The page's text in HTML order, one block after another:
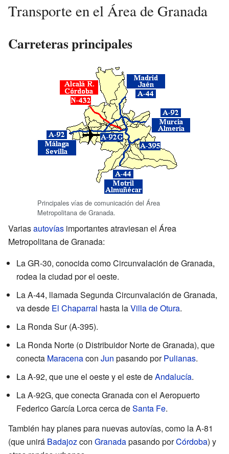
Transporte en el Área de Granada
Carreteras principales
Principales vías de comunicación del Área
Metropolitana de Granada.
Variasautovías importantes atraviesan el Área
Metropolitana de Granada:
La GR-30, conocida como Circunvalación de Granada,
rodea la ciudad por el oeste.
La A-44, llamada Segunda Circunvalación de Granada,
va desde El Chaparral hasta laVilla de Otura.
La Ronda Sur (A-395).
La Ronda Norte (o Distribuidor Norte de Granada), que
conecta Maracenacon Jun pasando porPulianas.
La A-92, que une el oeste y el este deAndalucía.
La A-92G, que conecta Granada con el Aeropuerto
Federico García Lorca cerca deSanta Fe.
También hay planes para nuevas autovías, como la A-81
(que unirá Badajozcon Granadapasando porCórdoba) y